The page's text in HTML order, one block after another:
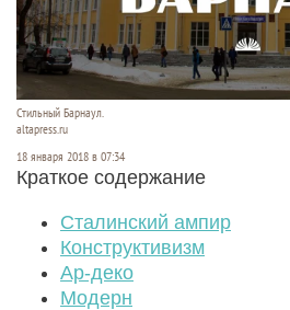
Стильный Барнаул.
altapress.ru
18 января 2018 в 07:34
Краткое содержание
Сталинский ампир
Конструктивизм
Ар-деко
Модерн